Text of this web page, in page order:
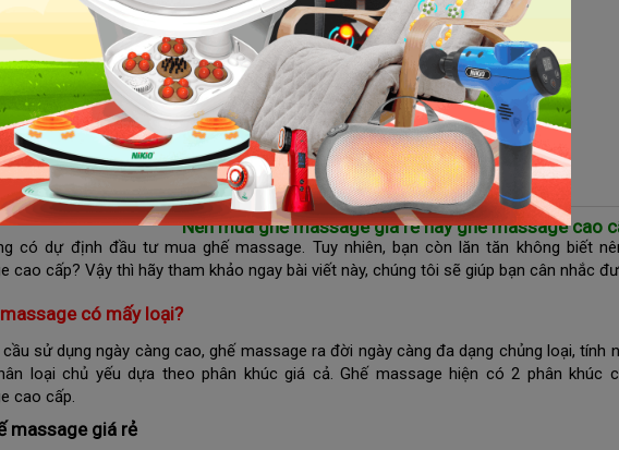
massage loại nào tốt?
Ghế massage toàn thân cao cấp Beurer MC5000
Ghế massage cao cấp Beurer MC3800
Ghế massage lưng cổ vai gáy Nikio NK-181
Ghế massage lưng cổ vai gáy Nikio NK-180
Nên mua ghế massage giá rẻ hay ghế massage cao
có dự định đầu tư mua ghế massage. Tuy nhiên, bạn còn lăn tăn không biết
cao cấp? Vậy thì hãy tham khảo ngay bài viết này, chúng tôi sẽ giúp bạn cân nhắc
có mấy loại?
sử dụng ngày càng cao, ghế massage ra đời ngày càng đa dạng chủng loại, tính
loại chủ yếu dựa theo phân khúc giá cả. Ghế massage hiện có 2 phân khúc
cao cấp.
massage giá rẻ